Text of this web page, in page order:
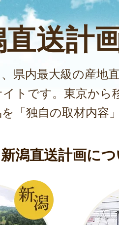
送計
県内最大級の産地
トです。東京から
「独自の取材内容
新潟直送計画に